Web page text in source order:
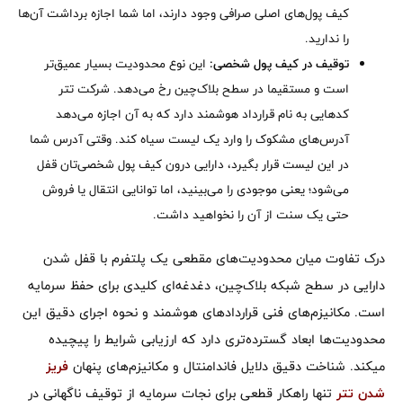
کیف پول‌های اصلی صرافی وجود دارند، اما شما اجازه برداشت آن‌ها
را ندارید.
توقیف در کیف پول شخصی: این نوع محدودیت بسیار عمیق‌تر
است و مستقیما در سطح بلاک‌چین رخ می‌دهد. شرکت تتر
کدهایی به نام قرارداد هوشمند دارد که به آن اجازه می‌دهد
آدرس‌های مشکوک را وارد یک لیست سیاه کند. وقتی آدرس شما
در این لیست قرار بگیرد، دارایی درون کیف پول شخصی‌تان قفل
می‌شود؛ یعنی موجودی را می‌بینید، اما توانایی انتقال یا فروش
حتی یک سنت از آن را نخواهید داشت.
درک تفاوت میان محدودیت‌های مقطعی یک پلتفرم با قفل شدن
دارایی در سطح شبکه بلاک‌چین، دغدغه‌ای کلیدی برای حفظ سرمایه
است. مکانیزم‌های فنی قراردادهای هوشمند و نحوه اجرای دقیق این
محدودیت‌ها ابعاد گسترده‌تری دارد که ارزیابی شرایط را پیچیده
میکند. شناخت دقیق دلایل فاندامنتال و مکانیزم‌های پنهان فریز
شدن تتر تنها راهکار قطعی برای نجات سرمایه از توقیف ناگهانی در